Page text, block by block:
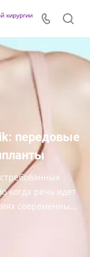
хирургии
передовые
когда речь идёт
современных
результат, а
в материалах, в
уровень